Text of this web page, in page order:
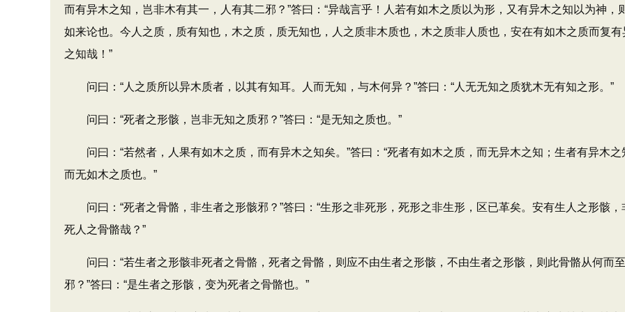
而有异木之知，岂非木有其一，人有其二邪？”答曰：“异哉言乎！人若有如木之质以为形，又有异木之知以为神，
如来论也。今人之质，质有知也，木之质，质无知也，人之质非木质也，木之质非人质也，安在有如木之质而复有
之知哉！”
问曰：“人之质所以异木质者，以其有知耳。人而无知，与木何异？”答曰：“人无无知之质犹木无有知之形。”
问曰：“死者之形骸，岂非无知之质邪？”答曰：“是无知之质也。”
问曰：“若然者，人果有如木之质，而有异木之知矣。”答曰：“死者有如木之质，而无异木之知；生者有异木之
而无如木之质也。”
问曰：“死者之骨骼，非生者之形骸邪？”答曰：“生形之非死形，死形之非生形，区已革矣。安有生人之形骸，
死人之骨骼哉？”
问曰：“若生者之形骸非死者之骨骼，死者之骨骼，则应不由生者之形骸，不由生者之形骸，则此骨骼从何而
邪？”答曰：“是生者之形骸，变为死者之骨骼也。”